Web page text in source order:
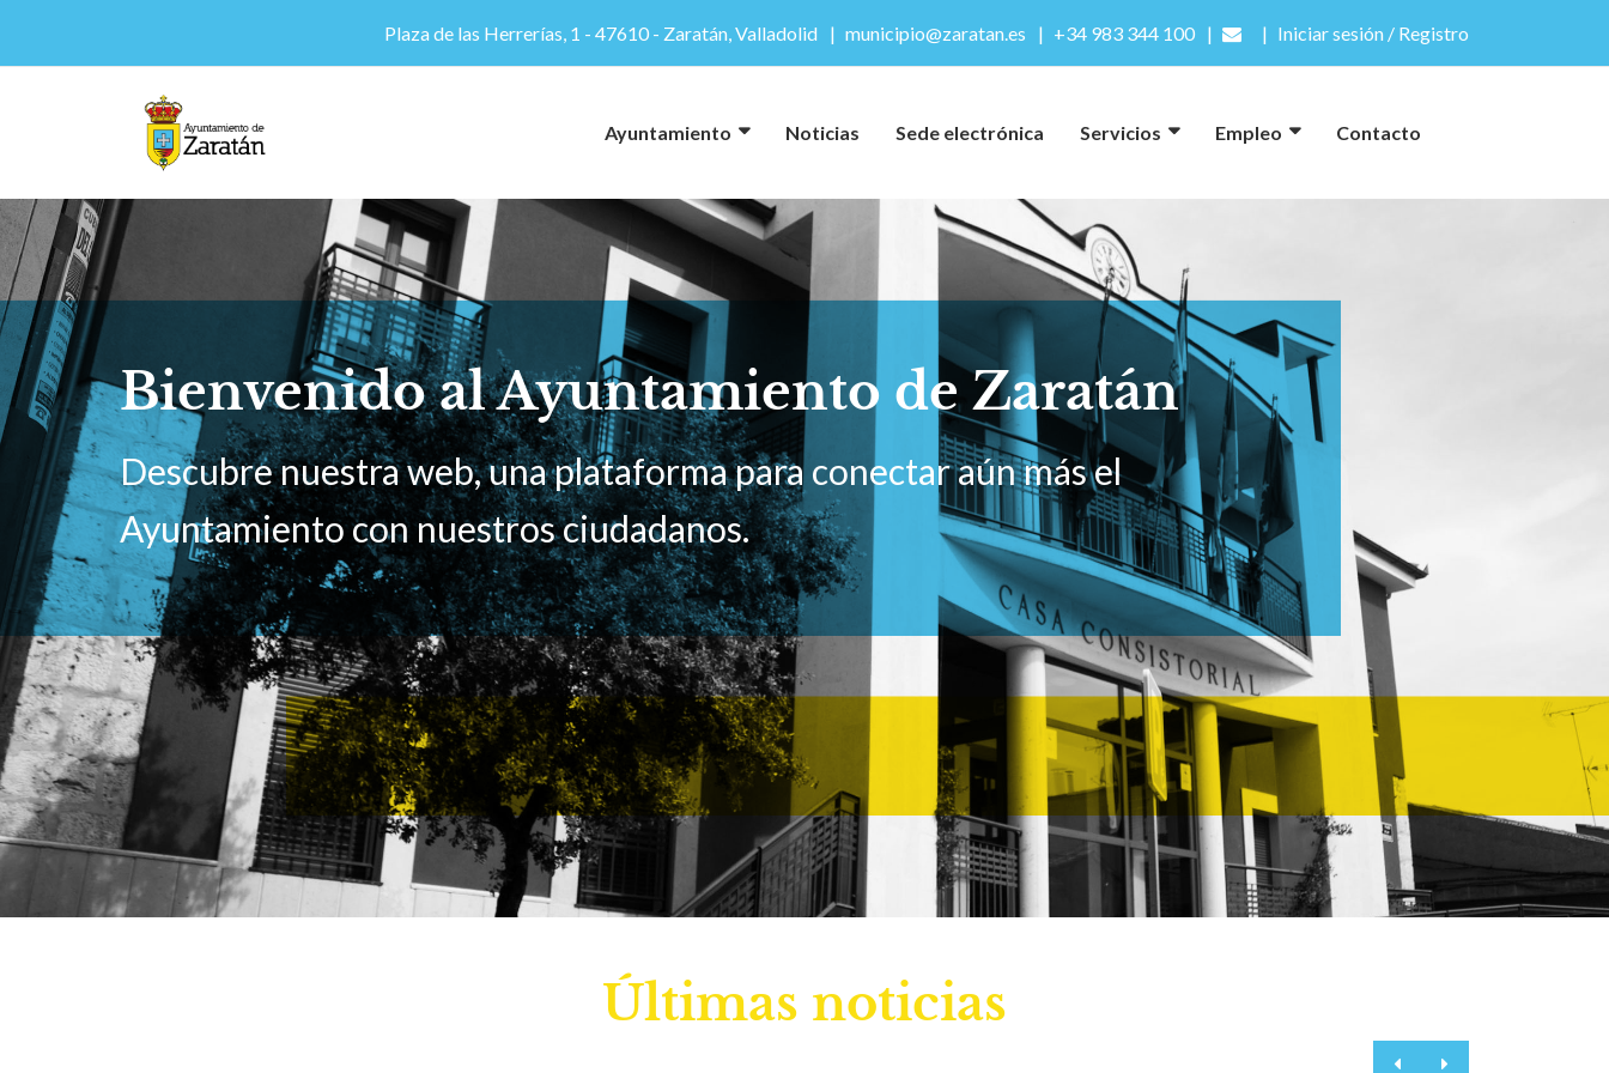
Plaza de las Herrerías, 1 - 47610 - Zaratán, Valladolid municipio@zaratan.es +34 983 344 100 Iniciar sesión / Registro
Ayuntamiento Noticias Sede electrónica Servicios Empleo Contacto
Bienvenido al Ayuntamiento de Zaratán
Descubre nuestra web, una plataforma para conectar aún más el
Ayuntamiento con nuestros ciudadanos.
Últimas noticias